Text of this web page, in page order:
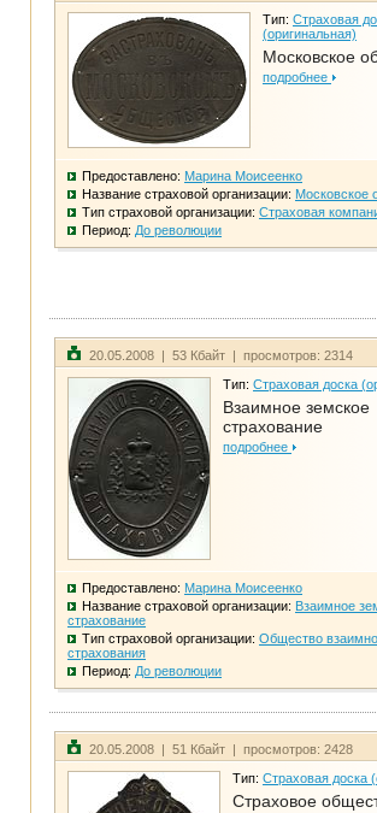
Тип: Страховая
(оригинальная)
Московское
подробнее
Предоставлено: Марина Моисеенко
Название страховой организации: Московское
Тип страховой организации: Страховая
Период: До революции
20.05.2008 | 53 Кбайт | просмотров: 2314
Тип: Страховая доска
Взаимное земское
страхование
подробнее
Предоставлено: Марина Моисеенко
Название страховой организации: Взаимное
страхование
Тип страховой организации: Общество
страхования
Период: До революции
20.05.2008 | 51 Кбайт | просмотров: 2428
Тип: Страховая доска
Страховое